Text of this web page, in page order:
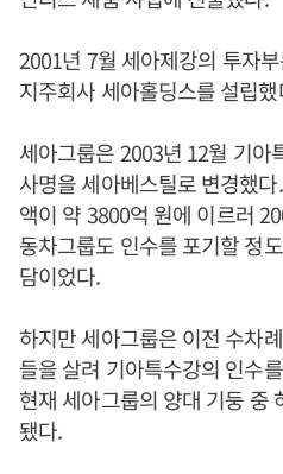
2001년 7월 세아제강의 투자
지주회사 세아홀딩스를 설립
세아그룹은 2003년 12월 기아
사명을 세아베스틸로 변경했
액이 약 3800억 원에 이르러
동차그룹도 인수를 포기할 정
담이었다.
하지만 세아그룹은 이전 수차
들을 살려 기아특수강의 인수
현재 세아그룹의 양대 기둥 중
됐다.